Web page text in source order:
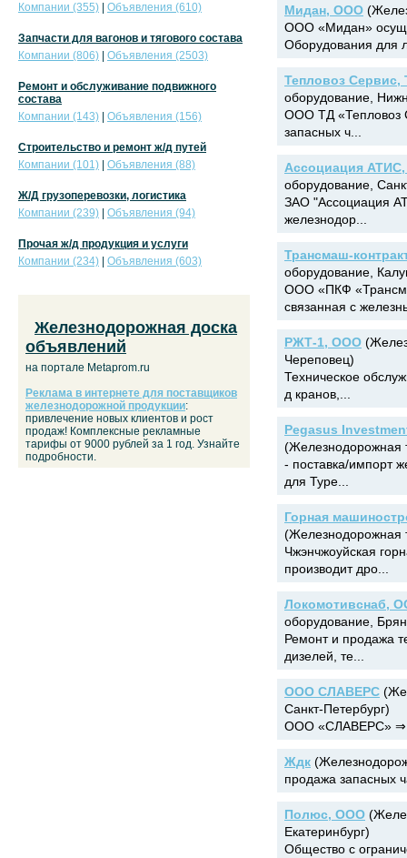
Мидан, ООО
ООО «Мидан»
Оборудования для
Тепловоз
оборудование,
ООО ТД «Тепловоз
запасных ч...
Ассоциация
оборудование,
ЗАО "Ассоциация
железнодор...
Трансмаш-
оборудование,
ООО «ПКФ
связанная с
РЖТ-1, ООО
Череповец)
Техническое
д кранов,...
Pegasus
(Железнодорожная
- поставка/импорт
для Туре...
Горная
(Железнодорожная
Чжэнчжоуйская
производит дро...
Локомотивснаб,
оборудование,
Ремонт и продажа
дизелей, те...
ООО СЛАВЕРС
Санкт-Петербург)
ООО «СЛАВЕРС» ⇒
Ждк
продажа запасных
Полюс, ООО
Екатеринбург)
Общество с
Компании (355)
Объявления (610)
Запчасти для вагонов и тягового состава
Компании (806)
Объявления (2503)
Ремонт и обслуживание подвижного
состава
Компании (143)
Объявления (156)
Строительство и ремонт ж/д путей
Компании (101)
Объявления (88)
Ж/Д грузоперевозки, логистика
Компании (239)
Объявления (94)
Прочая ж/д продукция и услуги
Компании (234)
Объявления (603)
Железнодорожная доска
объявлений
на портале Metaprom.ru
Реклама в интернете для поставщиков
железнодорожной продукции:
привлечение новых клиентов и рост
продаж! Комплексные рекламные
тарифы от 9000 рублей за 1 год. Узнайте
подробности.